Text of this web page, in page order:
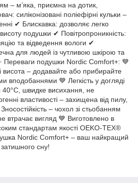
– м’яка, приємна на дотик,
силіконізовані поліефірні кульки –
✔ Блискавка: дозволяє легко
подушки ✔ Повітропроникність:
та відведення вологи ✔
для людей із чутливою шкірою та
Переваги подушки Nordic Comfort+: 💙
висота – додавайте або прибирайте
вподобаннями 💙 Легкість у догляді
швидке висихання, не
властивості – захищена від пилу,
– чохол зі стьобанням
втрачає вигляд 💙 Виготовлено в
стандартам якості OEKO-TEX®
Nordic Comfort+ – ваш найкращий
сну!